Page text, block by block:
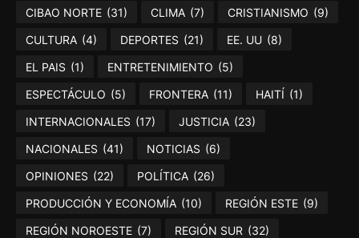
CIBAO NORTE (31) CLIMA (7) CRISTIANISMO (9)
CULTURA (4) DEPORTES (21) EE. UU (8)
EL PAIS (1) ENTRETENIMIENTO (5)
ESPECTÁCULO (5) FRONTERA (11) HAITÍ (1)
INTERNACIONALES (17) JUSTICIA (23)
NACIONALES (41) NOTICIAS (6)
OPINIONES (22) POLÍTICA (26)
PRODUCCIÓN Y ECONOMÍA (10) REGIÓN ESTE (9)
REGIÓN NOROESTE (7) REGIÓN SUR (32)